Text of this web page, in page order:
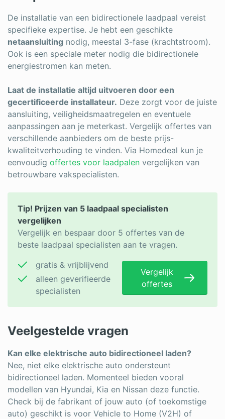
De installatie van een bidirectionele laadpaal vereist
specifieke expertise. Je hebt een geschikte
netaansluiting nodig, meestal 3-fase (krachtstroom).
Ook is een speciale meter nodig die bidirectionele
energiestromen kan meten.
Laat de installatie altijd uitvoeren door een
gecertificeerde installateur. Deze zorgt voor de juiste
aansluiting, veiligheidsmaatregelen en eventuele
aanpassingen aan je meterkast. Vergelijk offertes van
verschillende aanbieders om de beste prijs-
kwaliteitverhouding te vinden. Via Homedeal kun je
eenvoudig offertes voor laadpalen vergelijken van
betrouwbare vakspecialisten.
Tip! Prijzen van 5 laadpaal specialisten
vergelijken
Vergelijk en bespaar door 5 offertes van de
beste laadpaal specialisten aan te vragen.
gratis & vrijblijvend
alleen geverifieerde
specialisten
Vergelijk
offertes
Veelgestelde vragen
Kan elke elektrische auto bidirectioneel laden?
Nee, niet elke elektrische auto ondersteunt
bidirectioneel laden. Momenteel bieden vooral
modellen van Hyundai, Kia en Nissan deze functie.
Check bij de fabrikant of jouw auto (of toekomstige
auto) geschikt is voor Vehicle to Home (V2H) of